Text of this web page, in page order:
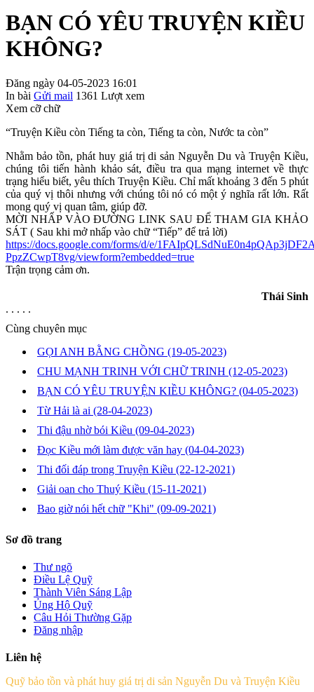
BẠN CÓ YÊU TRUYỆN KIỀU
KHÔNG?
Đăng ngày 04-05-2023 16:01
In bài Gửi mail 1361 Lượt xem
Xem cỡ chữ
“Truyện Kiều còn Tiếng ta còn, Tiếng ta còn, Nước ta còn”
Nhằm bảo tồn, phát huy giá trị di sản Nguyễn Du và Truyện Kiều,
chúng tôi tiến hành khảo sát, điều tra qua mạng internet về thực
trạng hiểu biết, yêu thích Truyện Kiều. Chỉ mất khoảng 3 đến 5 phút
của quý vị thôi nhưng với chúng tôi nó có một ý nghĩa rất lớn. Rất
mong quý vị quan tâm, giúp đỡ.
MỜI NHẤP VÀO ĐƯỜNG LINK SAU ĐỂ THAM GIA KHẢO
SÁT ( Sau khi mở nhấp vào chữ “Tiếp” để trả lời)
https://docs.google.com/forms/d/e/
PpzZCwpT8vg/viewform?embedded=true
Trận trọng cảm ơn.
Thái Sinh
. . . . .
Cùng chuyên mục
GỌI ANH BẰNG CHỒNG (19-05-2023)
CHU MẠNH TRINH VỚI CHỮ TRINH (12-05-2023)
BẠN CÓ YÊU TRUYỆN KIỀU KHÔNG? (04-05-2023)
Từ Hải là ai (28-04-2023)
Thi đậu nhờ bói Kiều (09-04-2023)
Đọc Kiều mới làm được văn hay (04-04-2023)
Thi đối đáp trong Truyện Kiều (22-12-2021)
Giải oan cho Thuý Kiều (15-11-2021)
Bao giờ nói hết chữ "Khi" (09-09-2021)
Sơ đồ trang
Thư ngõ
Điều Lệ Quỹ
Thành Viên Sáng Lập
Ủng Hộ Quỹ
Câu Hỏi Thường Gặp
Đăng nhập
Liên hệ
Quỹ bảo tồn và phát huy giá trị di sản Nguyễn Du và Truyện Kiều